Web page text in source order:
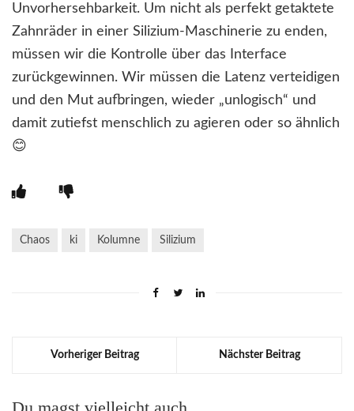
Unvorhersehbarkeit. Um nicht als perfekt getaktete
Zahnräder in einer Silizium-Maschinerie zu enden,
müssen wir die Kontrolle über das Interface
zurückgewinnen. Wir müssen die Latenz verteidigen
und den Mut aufbringen, wieder „unlogisch“ und
damit zutiefst menschlich zu agieren oder so ähnlich
😊
Chaos ki Kolumne Silizium
Vorheriger Beitrag Nächster Beitrag
Du magst vielleicht auch